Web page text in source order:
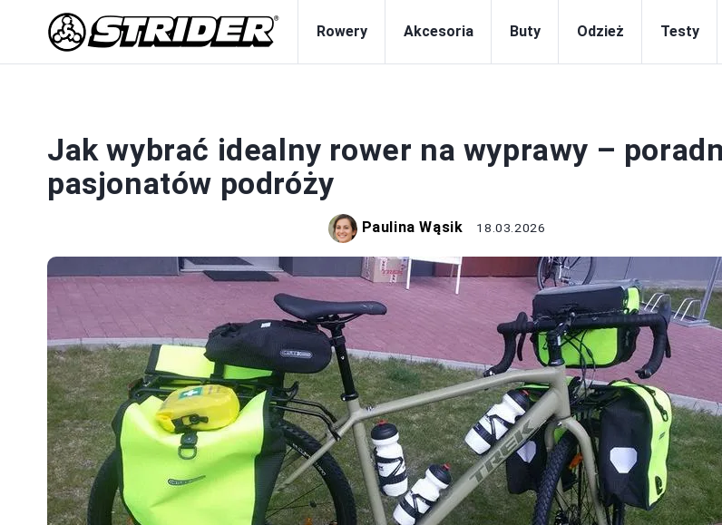
Rowery Akcesoria Buty Odzież Testy
Jak wybrać idealny rower na wyprawy –
pasjonatów podróży
Paulina Wąsik 18.03.2026